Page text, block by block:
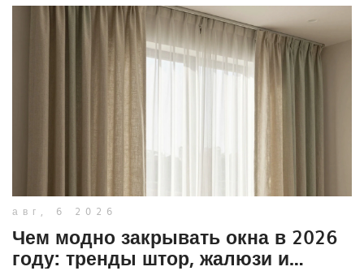
авг, 6 2026
Чем модно закрывать окна в 2026
году: тренды штор, жалюзи и